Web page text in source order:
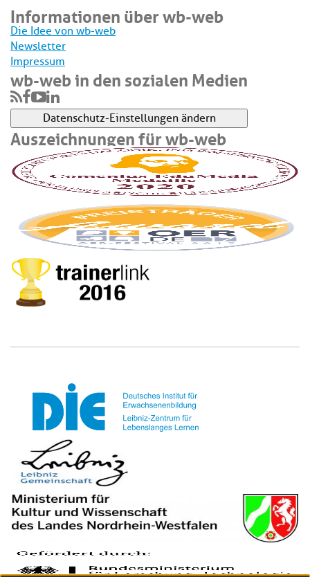
Informationen über wb-web
Die Idee von wb-web
Newsletter
Impressum
wb-web in den sozialen Medien
Datenschutz-Einstellungen ändern
Auszeichnungen für wb-web